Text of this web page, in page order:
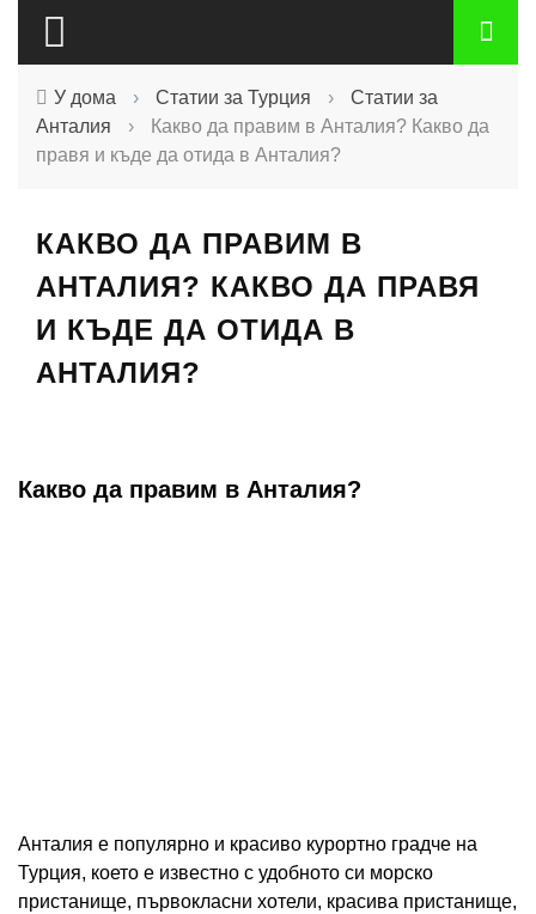
У дома › Статии за Турция ›
Статии за
Анталия
›
Какво да правим в Анталия? Какво да
правя и къде да отида в Анталия?
КАКВО ДА ПРАВИМ В
АНТАЛИЯ? КАКВО ДА ПРАВЯ
И КЪДЕ ДА ОТИДА В
АНТАЛИЯ?
Какво да правим в Анталия?
Анталия е популярно и красиво курортно градче на
Турция, което е известно с удобното си морско
пристанище, първокласни хотели, красива пристанище,